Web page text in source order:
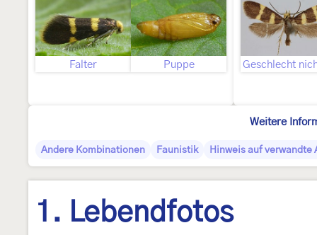
Falter Puppe
Weitere
Andere Kombinationen Faunistik Hinweis auf verwandte
1. Lebendfotos